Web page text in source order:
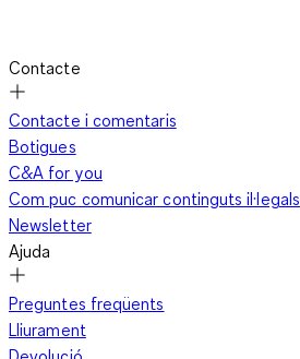
Contacte
Contacte i comentaris
Botigues
C&A for you
Com puc comunicar continguts il·legals
Newsletter
Ajuda
Preguntes freqüents
Lliurament